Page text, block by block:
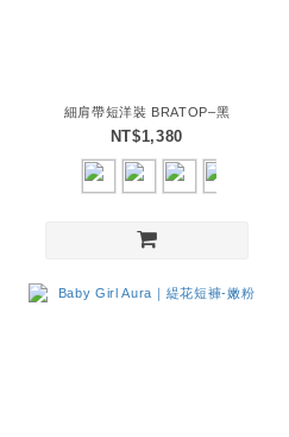
細肩帶短洋裝 BRATOP–黑
NT$1,380